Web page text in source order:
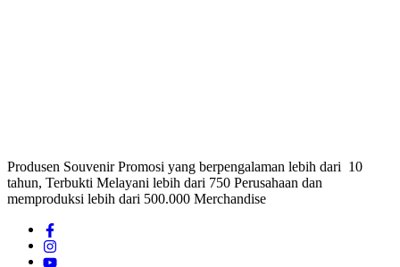
Produsen Souvenir Promosi yang berpengalaman lebih dari 10
tahun, Terbukti Melayani lebih dari 750 Perusahaan dan
memproduksi lebih dari 500.000 Merchandise